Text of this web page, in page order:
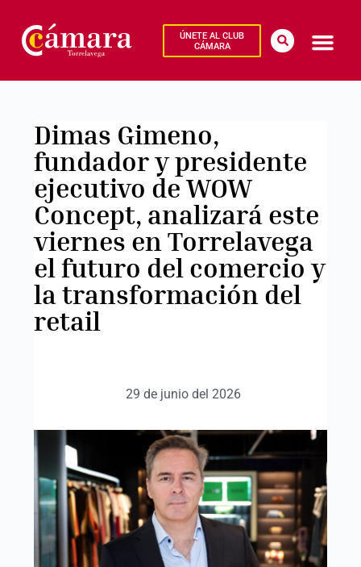
ÚNETE AL CLUB
CÁMARA
Dimas Gimeno,
fundador y presidente
ejecutivo de WOW
Concept, analizará este
viernes en Torrelavega
el futuro del comercio y
la transformación del
retail
29 de junio del 2026